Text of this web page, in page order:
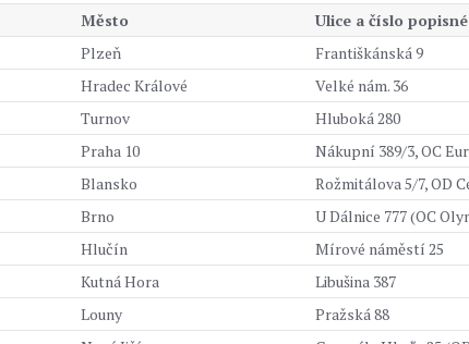
Město
Ulice a číslo popisné
Plzeň
Františkánská 9
Hradec Králové
Velké nám. 36
Turnov
Hluboká 280
Praha 10
Nákupní 389/3, OC
Blansko
Rožmitálova 5/7, OD
Brno
U Dálnice 777 (OC
Hlučín
Mírové náměstí 25
Kutná Hora
Libušina 387
Louny
Pražská 88